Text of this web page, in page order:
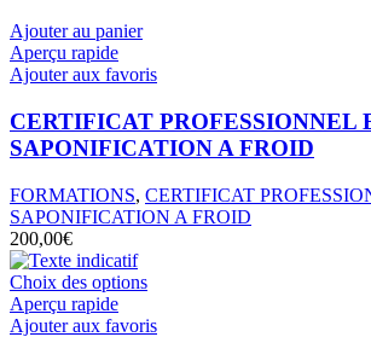
Ajouter au panier
Aperçu rapide
Ajouter aux favoris
CERTIFICAT PROFESSIONNEL
SAPONIFICATION A FROID
FORMATIONS, CERTIFICAT
SAPONIFICATION A FROID
200,00€
Choix des optionsCe
a
Aperçu rapide
Ajouter aux favoris